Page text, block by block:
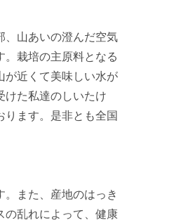
、山あいの澄んだ空気
。栽培の主原料となる
が近くて美味しい水が
けた私達のしいたけ
ます。是非とも全国
また、産地のはっき
の乱れによって、健康